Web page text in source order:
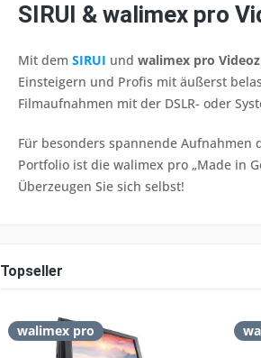
SIRUI & walimex pro
Mit dem SIRUI und walimex pro
Einsteigern und Profis mit äußerst
Filmaufnahmen mit der DSLR- oder
Für besonders spannende
Portfolio ist die walimex pro „Made in
Überzeugen Sie sich selbst!
Topseller
walimex pro